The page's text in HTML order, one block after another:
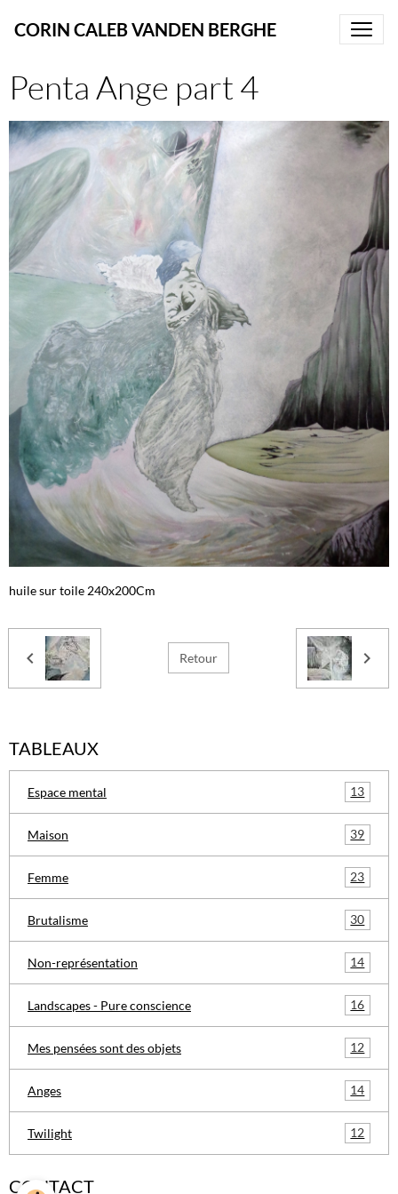
CORIN CALEB VANDEN BERGHE
Penta Ange part 4
huile sur toile 240x200Cm
Retour
TABLEAUX
Espace mental 13
Maison 39
Femme 23
Brutalisme 30
Non-représentation 14
Landscapes - Pure conscience 16
Mes pensées sont des objets 12
Anges 14
Twilight 12
CONTACT